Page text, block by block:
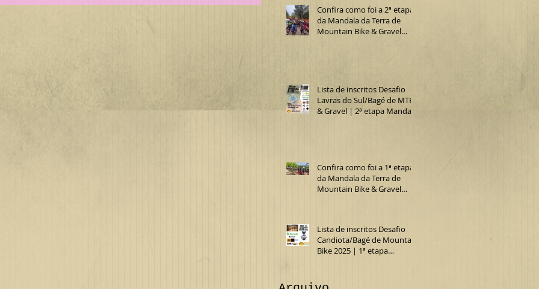
Confira como foi a 2ª etapa
da Mandala da Terra de
Mountain Bike & Gravel
Lista de inscritos Desafio
Lavras do Sul/Bagé de MTB
& Gravel | 2ª etapa Mandala
Confira como foi a 1ª etapa
da Mandala da Terra de
Mountain Bike & Gravel
Lista de inscritos Desafio
Candiota/Bagé de Mountain
Bike 2025 | 1ª etapa